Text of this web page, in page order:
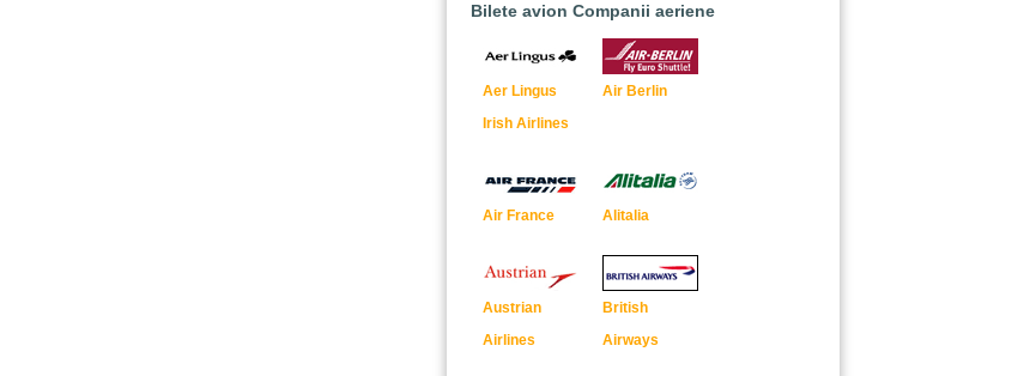
Bilete avion Companii aeriene
Aer Lingus
Irish Airlines
Air Berlin
Air France Alitalia
Austrian
Airlines
British
Airways